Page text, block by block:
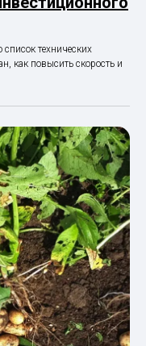
технических
как повысить скорость и